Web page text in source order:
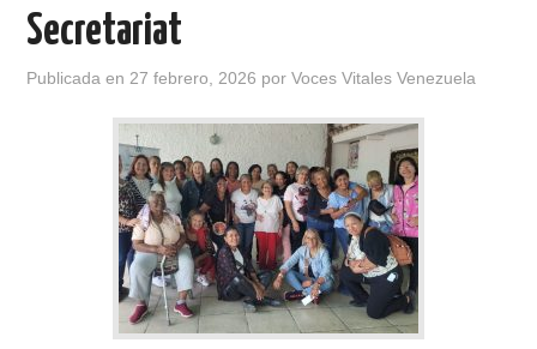
Secretariat
Publicada en 27 febrero, 2026 porVoces Vitales Venezuela